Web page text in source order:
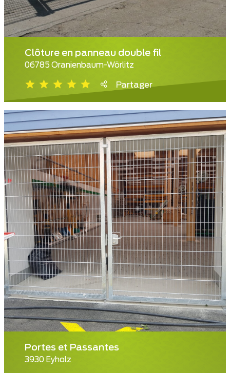
Clôture en panneau double fil
06785 Oranienbaum-Wörlitz
Partager
Portes et Passantes
3930 Eyholz